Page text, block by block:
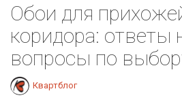
Обои для
коридора: ответы
вопросы по
Квартблог